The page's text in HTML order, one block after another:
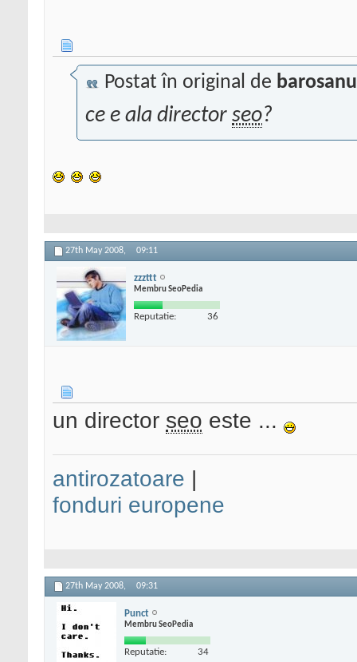
Postat în original de barosanu
ce e ala director seo?
27th May 2008, 09:11
zzzttt
Membru SeoPedia
Reputatie: 36
un director seo este ...
antirozatoare |
fonduri europene
27th May 2008, 09:31
Punct
Membru SeoPedia
Reputatie: 34